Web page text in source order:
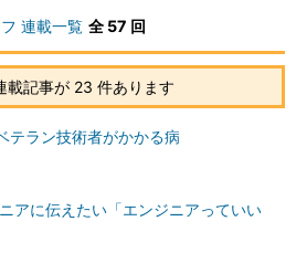
連載一覧 全 57 回
載記事が 23 件あります
テラン技術者がかかる病
アに伝えたい「エンジニアっていい